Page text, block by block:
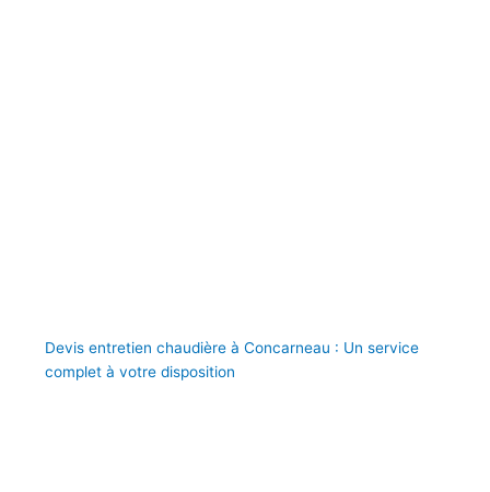
Devis entretien chaudière à Concarneau : Un service
complet à votre disposition